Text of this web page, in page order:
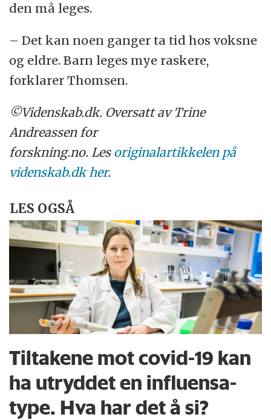
den må leges.
– Det kan noen ganger ta tid hos voksne
og eldre. Barn leges mye raskere,
forklarer Thomsen.
©Videnskab.dk. Oversatt av Trine
Andreassen for
forskning.no. Les originalartikkelen på
videnskab.dk her.
LES OGSÅ
Tiltakene mot covid-19 kan
ha utryddet en influensa-
type. Hva har det å si?